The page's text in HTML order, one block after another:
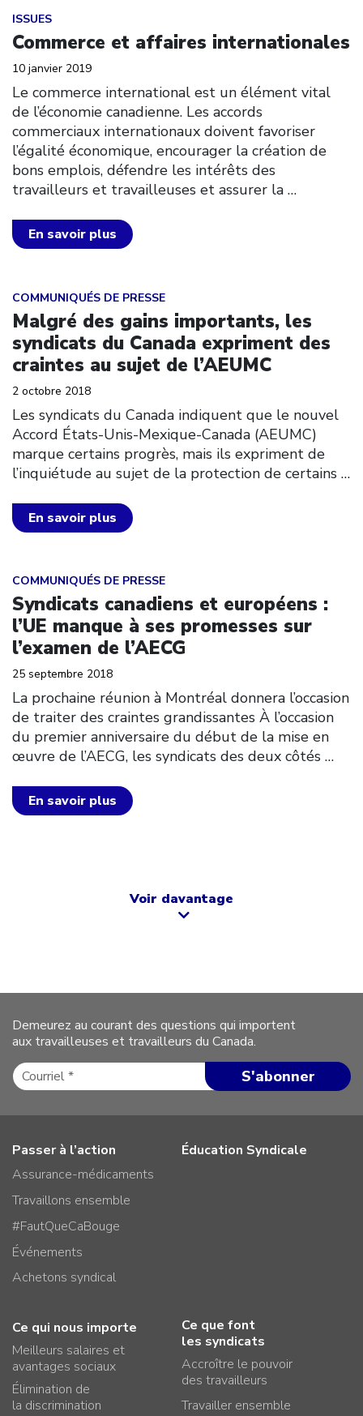
ISSUES
Commerce et affaires internationales
10 janvier 2019
Le commerce international est un élément vital
de l’économie canadienne. Les accords
commerciaux internationaux doivent favoriser
l’égalité économique, encourager la création de
bons emplois, défendre les intérêts des
travailleurs et travailleuses et assurer la …
En savoir plus
Click to open the link
COMMUNIQUÉS DE PRESSE
Malgré des gains importants, les
syndicats du Canada expriment des
craintes au sujet de l’AEUMC
2 octobre 2018
Les syndicats du Canada indiquent que le nouvel
Accord États-Unis-Mexique-Canada (AEUMC)
marque certains progrès, mais ils expriment de
l’inquiétude au sujet de la protection de certains …
En savoir plus
Click to open the link
COMMUNIQUÉS DE PRESSE
Syndicats canadiens et européens :
l’UE manque à ses promesses sur
l’examen de l’AECG
25 septembre 2018
La prochaine réunion à Montréal donnera l’occasion
de traiter des craintes grandissantes À l’occasion
du premier anniversaire du début de la mise en
œuvre de l’AECG, les syndicats des deux côtés …
En savoir plus
Click to open the link
Voir davantage
Demeurez au courant des questions qui importent
aux travailleuses et travailleurs du Canada.
Passer à l’action
Assurance-médicaments
Travaillons ensemble
#FautQueCaBouge
Événements
Achetons syndical
Éducation Syndicale
Ce qui nous importe
Meilleurs salaires et
avantages sociaux
Élimination de
la discrimination
Ce que font
les syndicats
Accroître le pouvoir
des travailleurs
Travailler ensemble